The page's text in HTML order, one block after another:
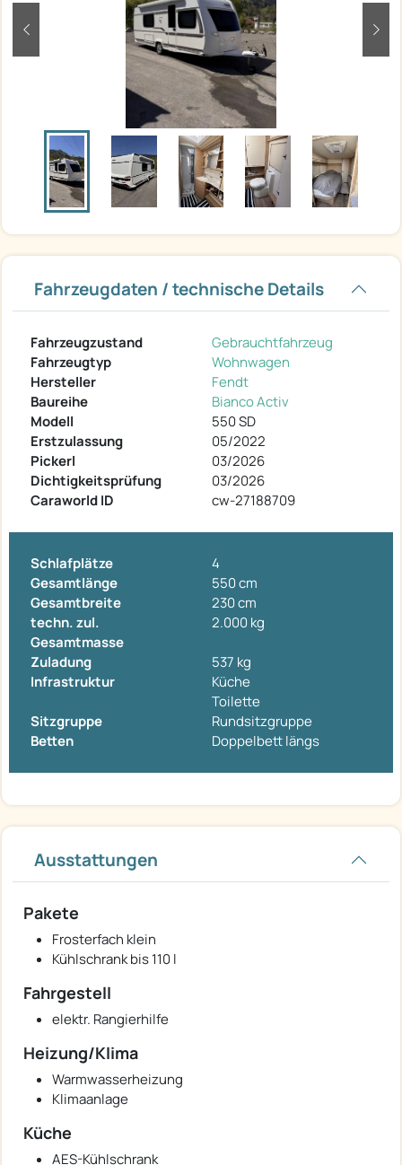
zurück
Fahrzeugdaten / technische Details
Fahrzeugzustand
Gebrauchtfahrzeug
Fahrzeugtyp
Wohnwagen
Hersteller
Fendt
Baureihe
Bianco Activ
Modell
550 SD
Erstzulassung
05/2022
Pickerl
03/2026
Dichtigkeitsprüfung
03/2026
Caraworld ID
cw-27188709
Schlafplätze
4
Gesamtlänge
550 cm
Gesamtbreite
230 cm
techn. zul.
Gesamtmasse
2.000 kg
Zuladung
537 kg
Infrastruktur
Küche
Toilette
Sitzgruppe
Rundsitzgruppe
Betten
Doppelbett längs
Ausstattungen
Pakete
Frosterfach klein
Kühlschrank bis 110 l
Fahrgestell
elektr. Rangierhilfe
Heizung/Klima
Warmwasserheizung
Klimaanlage
Küche
AES-Kühlschrank